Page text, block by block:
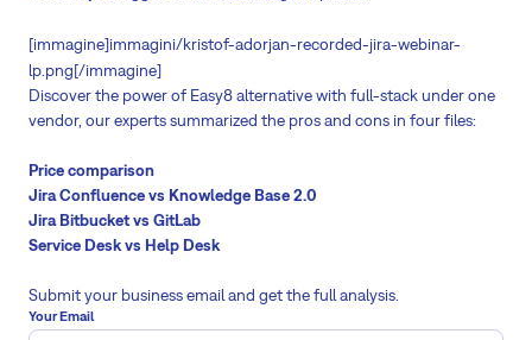
[immagine]immagini/kristof-adorjan-recorded-jira-webinar-
lp.png[/immagine]
Discover the power of Easy8 alternative with full-stack under one
vendor, our experts summarized the pros and cons in four files:
Price comparison
Jira Confluence vs Knowledge Base 2.0
Jira Bitbucket vs GitLab
Service Desk vs Help Desk
Submit your business email and get the full analysis.
Your Email